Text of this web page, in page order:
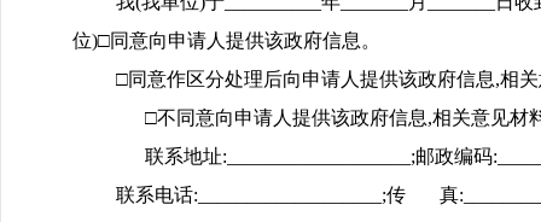
位)□同意向申请人提供该政府信息。
□同意作区分处理后向申请人提供该政府信息,相
□不同意向申请人提供该政府信息,相关意见材
联系地址:___________________;邮政编码
联系电话:___________________;传 真